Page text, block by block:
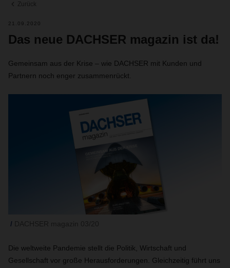
Zurück
21.09.2020
Das neue DACHSER magazin ist da!
Gemeinsam aus der Krise – wie DACHSER mit Kunden und
Partnern noch enger zusammenrückt.
Die weltweite Pandemie stellt die Politik, Wirtschaft und
Gesellschaft vor große Herausforderungen. Gleichzeitig führt uns